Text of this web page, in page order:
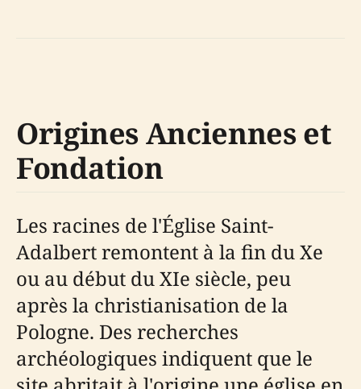
Origines Anciennes et
Fondation
Les racines de l'Église Saint-
Adalbert remontent à la fin du Xe
ou au début du XIe siècle, peu
après la christianisation de la
Pologne. Des recherches
archéologiques indiquent que le